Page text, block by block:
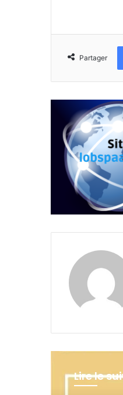
Partager
Lire le